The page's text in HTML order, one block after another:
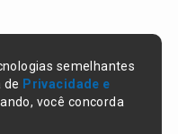
semelhantes
de Privacidade e
você concorda